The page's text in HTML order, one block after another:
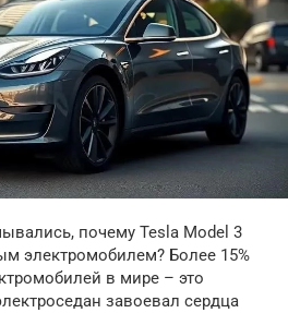
почему Tesla Model 3
электромобилем? Более 15%
в мире – это
завоевал сердца